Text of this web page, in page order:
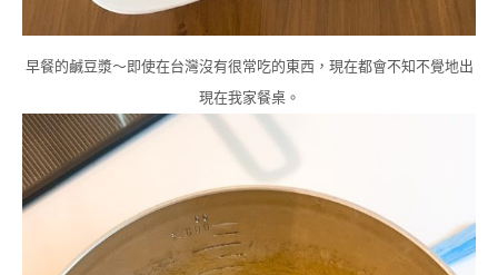
早餐的鹹豆漿～即使在台灣沒有很常吃的東西，現在都會不知不覺地出
現在我家餐桌。